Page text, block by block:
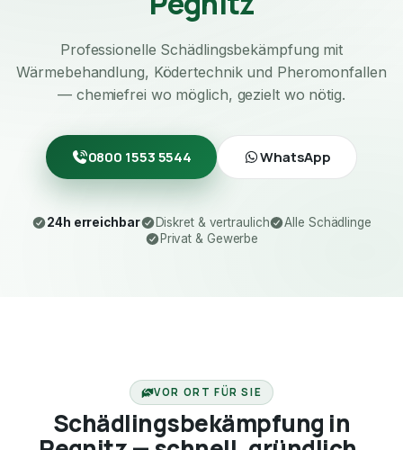
Professionelle Schädlingsbekämpfung mit
Wärmebehandlung, Ködertechnik und Pheromonfallen
— chemiefrei wo möglich, gezielt wo nötig.
0800 1553 5544 WhatsApp
24h erreichbar Diskret & vertraulich
Alle Schädlinge
Privat & Gewerbe
VOR ORT FÜR SIE
Schädlingsbekämpfung in